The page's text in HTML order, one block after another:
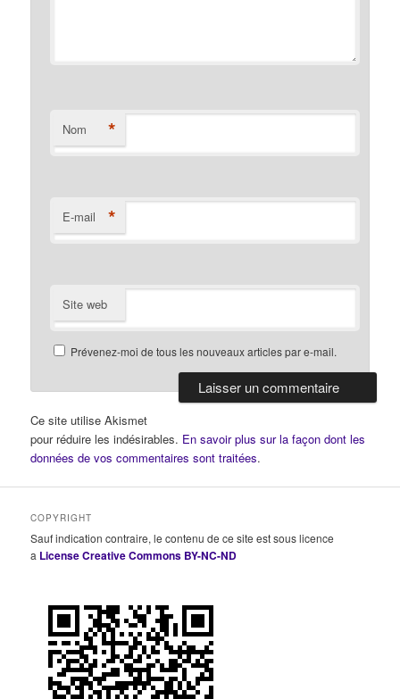
Nom *
E-mail *
Site web
Prévenez-moi de tous les nouveaux articles par e-mail.
Ce site utilise Akismet
pour réduire les indésirables. En savoir plus sur la façon dont les
données de vos commentaires sont traitées.
COPYRIGHT
Sauf indication contraire, le contenu de ce site est sous licence
a License Creative Commons BY-NC-ND